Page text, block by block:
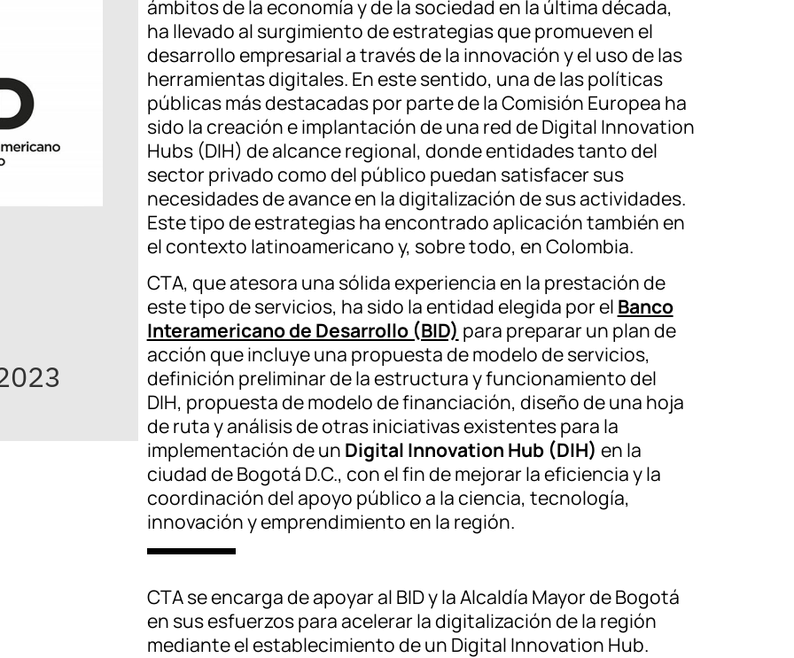
ámbitos de la economía y de la sociedad en la última década,
ha llevado al surgimiento de estrategias que promueven el
desarrollo empresarial a través de la innovación y el uso de las
herramientas digitales. En este sentido, una de las políticas
públicas más destacadas por parte de la Comisión Europea ha
sido la creación e implantación de una red de Digital Innovation
Hubs (DIH) de alcance regional, donde entidades tanto del
sector privado como del público puedan satisfacer sus
necesidades de avance en la digitalización de sus actividades.
Este tipo de estrategias ha encontrado aplicación también en
el contexto latinoamericano y, sobre todo, en Colombia.
CTA, que atesora una sólida experiencia en la prestación de
este tipo de servicios, ha sido la entidad elegida por el Banco
Interamericano de Desarrollo (BID) para preparar un plan de
acción que incluye una propuesta de modelo de servicios,
definición preliminar de la estructura y funcionamiento del
DIH, propuesta de modelo de financiación, diseño de una hoja
de ruta y análisis de otras iniciativas existentes para la
implementación de un Digital Innovation Hub (DIH) en la
ciudad de Bogotá D.C., con el fin de mejorar la eficiencia y la
coordinación del apoyo público a la ciencia, tecnología,
innovación y emprendimiento en la región.
CTA se encarga de apoyar al BID y la Alcaldía Mayor de Bogotá
en sus esfuerzos para acelerar la digitalización de la región
mediante el establecimiento de un Digital Innovation Hub.